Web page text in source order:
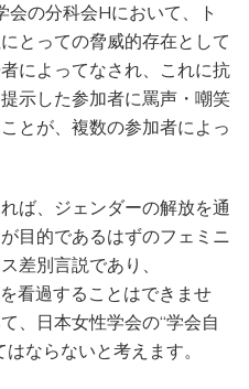
の分科会Hにおいて、ト
とっての脅威的存在として
によってなされ、これに抗
示した参加者に罵声・嘲笑
とが、複数の参加者によっ
ば、ジェンダーの解放を通
目的であるはずのフェミニ
差別言説であり、
看過することはできませ
、日本女性学会の“学会自
ならないと考えます。